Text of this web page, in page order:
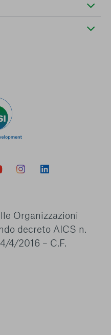
Organizzazioni
decreto AICS n.
4/2016 – C.F.